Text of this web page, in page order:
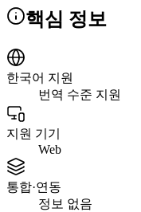
핵심 정보
한국어 지원
번역 수준 지원
지원 기기
Web
통합·연동
정보 없음